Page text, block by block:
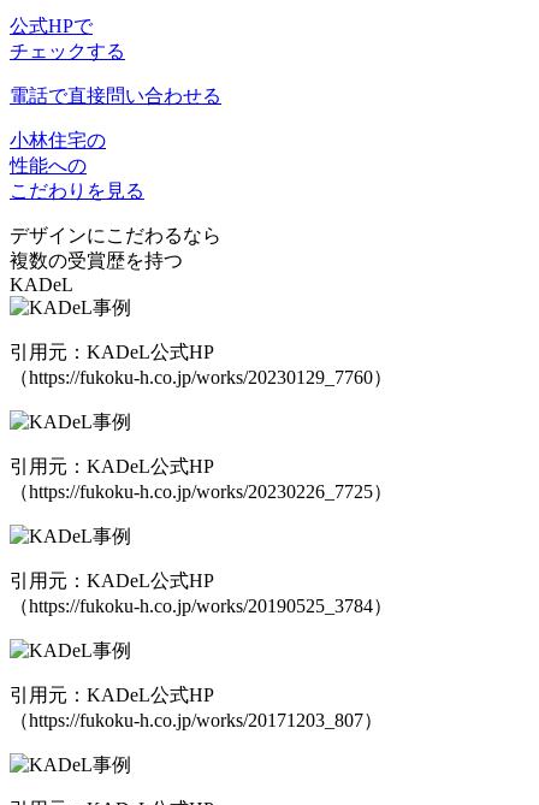
公式HPで
チェックする
電話で直接問い合わせる
小林住宅の
性能への
こだわりを見る
デザインにこだわるなら
複数の受賞歴を持つ
KADeL
引用元：KADeL公式HP
（https://fukoku-h.co.jp/works/20230129_7760）
引用元：KADeL公式HP
（https://fukoku-h.co.jp/works/20230226_7725）
引用元：KADeL公式HP
（https://fukoku-h.co.jp/works/20190525_3784）
引用元：KADeL公式HP
（https://fukoku-h.co.jp/works/20171203_807）